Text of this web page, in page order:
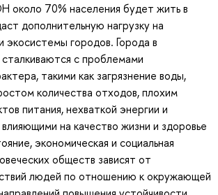
около 70% населения будет жить в
дополнительную нагрузку на
экосистемы городов. Города в
с проблемами
такими как загрязнение воды,
количества отходов, плохим
питания, нехваткой энергии и
на качество жизни и здоровье
экономическая и социальная
обществ зависят от
людей по отношению к окружающей